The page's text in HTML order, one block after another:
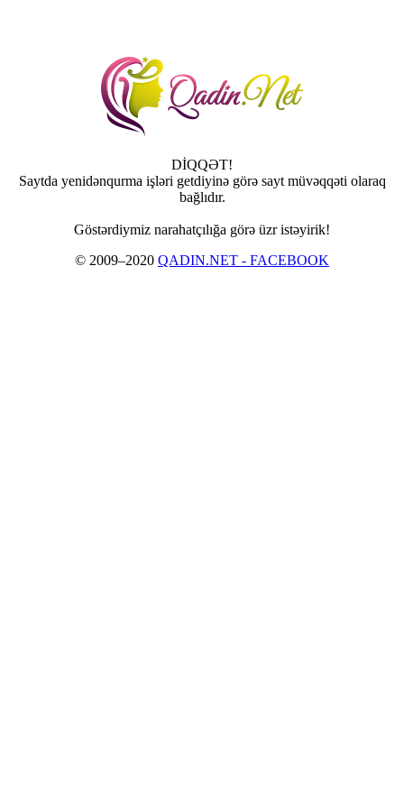
DİQQƏT!
Saytda yenidənqurma işləri getdiyinə görə sayt müvəqqəti olaraq
bağlıdır.
Göstərdiymiz narahatçılığa görə üzr istəyirik!
© 2009–2020 QADIN.NET - FACEBOOK